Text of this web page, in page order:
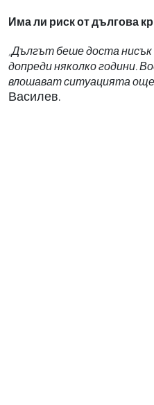
Има ли риск от дългова
„Дългът беше доста
допреди няколко години.
влошават ситуацията още
Василев.